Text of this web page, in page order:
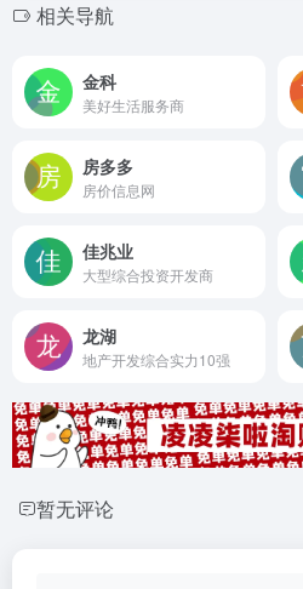
相关导航
金科
美好生活服务商
房多多
房价信息网
佳兆业
大型综合投资开发商
龙湖
地产开发综合实力10强
暂无评论